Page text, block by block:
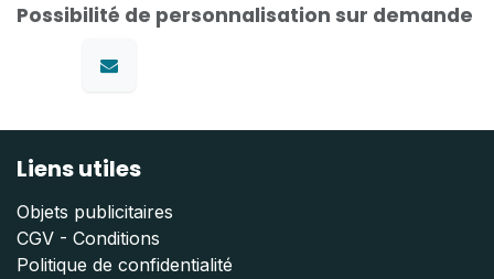
Possibilité de personnalisation sur demande
Liens utiles
Objets publicitaires
CGV - Conditions
Politique de confidentialité